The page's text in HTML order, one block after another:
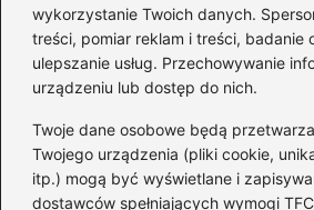
wykorzystanie Twoich danych.
treści, pomiar reklam i treści, badanie
ulepszanie usług. Przechowywanie
urządzeniu lub dostęp do nich.
Twoje dane osobowe będą
Twojego urządzenia (pliki cookie,
itp.) mogą być wyświetlane i
dostawców spełniających wymogi
←
Spolszczenie do A Way Out na
jak zrealizować to bez
→
Sprzedaj swojego zawodnika w
sposób na szybki zarobek monet!